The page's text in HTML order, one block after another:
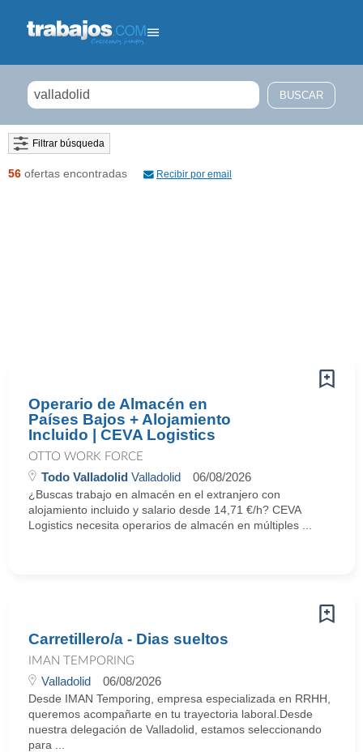
Filtrar búsqueda
56 ofertas encontradas Recibir por email
Operario de Almacén en
Países Bajos + Alojamiento
Incluido | CEVA Logistics
OTTO WORK FORCE
Todo Valladolid Valladolid 06/08/2026
¿Buscas trabajo en almacén en el extranjero con
alojamiento incluido y salario desde 14,71 €/h? CEVA
Logistics necesita operarios de almacén en múltiples ...
Carretillero/a - Dias sueltos
IMAN TEMPORING
Valladolid 06/08/2026
Desde IMAN Temporing, empresa especializada en RRHH,
queremos acompañarte en tu trayectoria laboral.Desde
nuestra delegación de Valladolid, estamos seleccionando
para ...